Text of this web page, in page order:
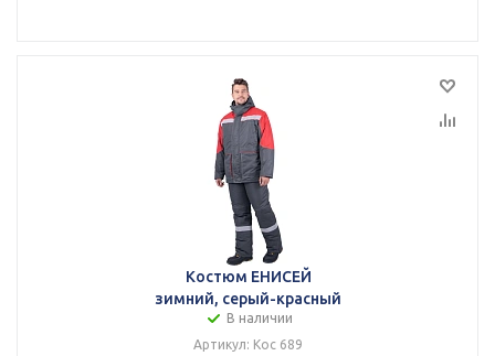
Костюм ЕНИСЕЙ
зимний, серый-красный
В наличии
Артикул: Кос 689